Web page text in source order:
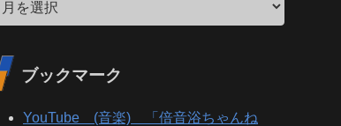
ブックマーク
YouTube (音楽) 「倍音浴ちゃんね